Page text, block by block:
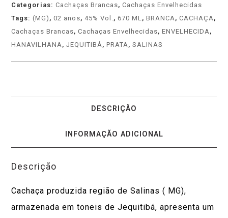
Categorias:Cachaças Brancas,Cachaças Envelhecidas
Tags:(MG) ,02 anos, 45% Vol.,670 ML,BRANCA,CACHAÇA,
Cachaças Brancas,Cachaças Envelhecidas,ENVELHECIDA,
HANAVILHANA,JEQUITIBÁ,PRATA,SALINAS
DESCRIÇÃO
INFORMAÇÃO ADICIONAL
Descrição
Cachaça produzida região de Salinas ( MG),
armazenada em toneis de Jequitibá, apresenta um